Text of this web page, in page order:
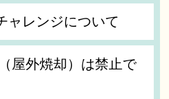
ャレンジについて
屋外焼却）は禁止で